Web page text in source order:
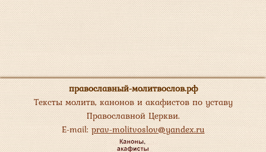
православный-молитвослов.рф
Тексты молитв, канонов и акафистов по уставу
Православной Церкви.
E-mail:prav-molitvoslov@yandex.ru